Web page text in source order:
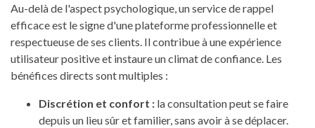
Au-delà de l'aspect psychologique, un service de rappel
efficace est le signe d'une plateforme professionnelle et
respectueuse de ses clients. Il contribue à une expérience
utilisateur positive et instaure un climat de confiance. Les
bénéfices directs sont multiples :
Discrétion et confort : la consultation peut se faire
depuis un lieu sûr et familier, sans avoir à se déplacer.